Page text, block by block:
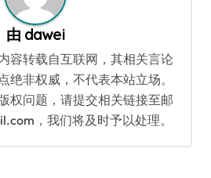
由 dawei
容转载自互联网，其相关言论
绝非权威，不代表本站立场。
权问题，请提交相关链接至邮
，我们将及时予以处理。